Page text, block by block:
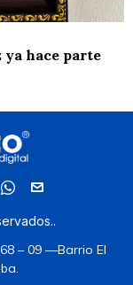
hace parte
.
– 09 —Barrio El